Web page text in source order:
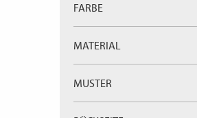
FARBE
MATERIAL
MUSTER